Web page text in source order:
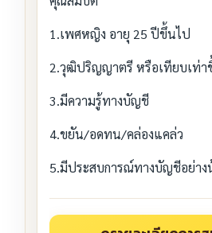
1.เพศหญิง อายุ 25 ปีขึ้นไป
2.วุฒิปริญญาตรี หรือเทียบเท่า
3.มีความรู้ทางบัญชี
4.ขยัน/อดทน/คล่องแคล่ว
5.มีประสบการณ์ทางบัญชีอย่า